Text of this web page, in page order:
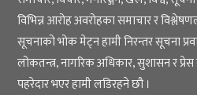
विभिन्न आरोह अवरोहका समाचार र
सूचनाको भोक मेट्न हामी निरन्तर सूचना
लोकतन्त्र, नागरिक अधिकार, सुशासन र प्रेस
पहरेदार भएर हामी लडिरहने छौ ।